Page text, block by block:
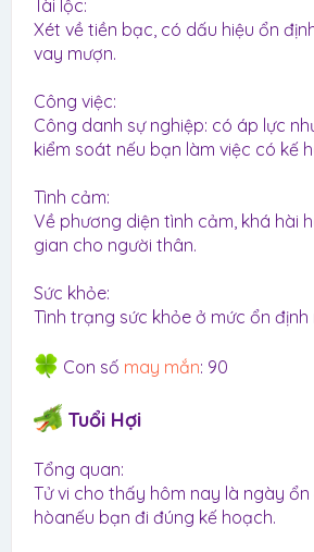
Tài lộc:
Xét về tiền bạc, có dấu hiệu ổn
vay mượn.
Công việc:
Công danh sự nghiệp: có áp lực
kiểm soát nếu bạn làm việc có kế
Tình cảm:
Về phương diện tình cảm, khá hài
gian cho người thân.
Sức khỏe:
Tình trạng sức khỏe ở mức ổn định
Con số may mắn: 90
Tuổi Hợi
Tổng quan:
Tử vi cho thấy hôm nay là ngày ổn
hòanếu bạn đi đúng kế hoạch.